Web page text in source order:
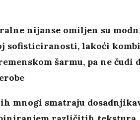
nijanse omiljen su
sofisticiranosti, lakoći
šarmu, pa ne čudi
mnogi smatraju